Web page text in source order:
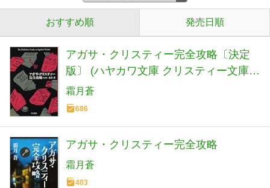
おすすめ順 発売日順
アガサ・クリスティー完全攻略〔決定
版〕 (ハヤカワ文庫 クリスティー文庫
106)
霜月蒼
686
アガサ・クリスティー完全攻略
霜月蒼
403